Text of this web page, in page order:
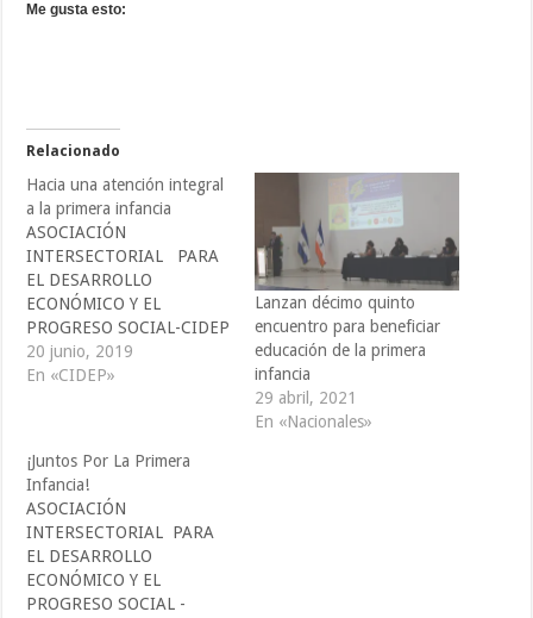
Me gusta esto:
Relacionado
Hacia una atención integral
a la primera infancia
ASOCIACIÓN
INTERSECTORIAL PARA
EL DESARROLLO
ECONÓMICO Y EL
PROGRESO SOCIAL-CIDEP
-
comunicaciones@cidepelsal
y Parvularia de El Salvador
(REINSAL), está integrada
por instituciones,
organizaciones que tienen
interés y el compromiso de
promover y velar por el
cumplimiento de los
20 junio, 2019
En «CIDEP»
Lanzan décimo quinto
encuentro para beneficiar
educación de la primera
infancia
29 abril, 2021
En «Nacionales»
¡Juntos Por La Primera
Infancia!
ASOCIACIÓN
INTERSECTORIAL PARA
EL DESARROLLO
ECONÓMICO Y EL
PROGRESO SOCIAL -